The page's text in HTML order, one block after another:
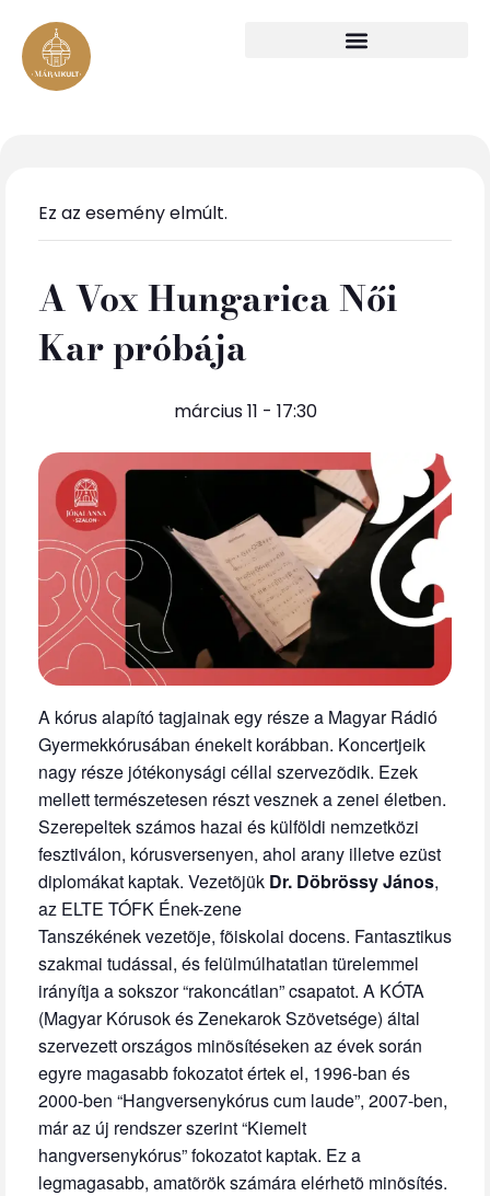
Ez az esemény elmúlt.
A Vox Hungarica Női
Kar próbája
március 11 - 17:30
A kórus alapító tagjainak egy része a Magyar Rádió
Gyermekkórusában énekelt korábban. Koncertjeik
nagy része jótékonysági céllal szervezõdik. Ezek
mellett természetesen részt vesznek a zenei életben.
Szerepeltek számos hazai és külföldi nemzetközi
fesztiválon, kórusversenyen, ahol arany illetve ezüst
diplomákat kaptak. Vezetõjük Dr. Döbrössy János,
az ELTE TÓFK Ének-zene
Tanszékének vezetõje, fõiskolai docens. Fantasztikus
szakmai tudással, és felülmúlhatatlan türelemmel
irányítja a sokszor “rakoncátlan” csapatot. A KÓTA
(Magyar Kórusok és Zenekarok Szövetsége) által
szervezett országos minõsítéseken az évek során
egyre magasabb fokozatot értek el, 1996-ban és
2000-ben “Hangversenykórus cum laude”, 2007-ben,
már az új rendszer szerint “Kiemelt
hangversenykórus” fokozatot kaptak. Ez a
legmagasabb, amatõrök számára elérhetõ minõsítés.